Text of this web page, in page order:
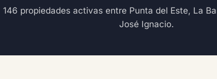
146 propiedades activas entre Punta del Este, La
José Ignacio.